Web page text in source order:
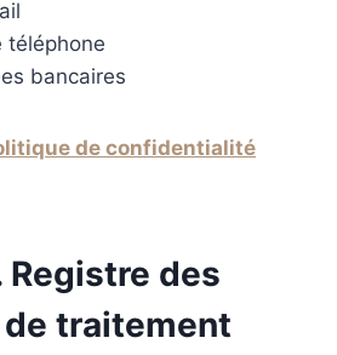
téléphone
bancaires
de confidentialité
des
traitement